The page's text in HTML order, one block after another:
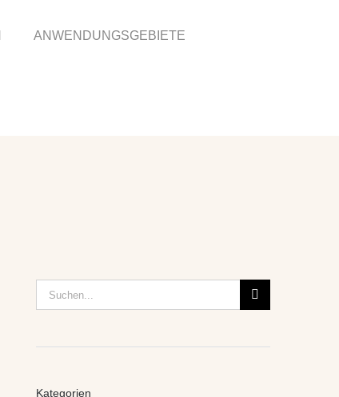
ANWENDUNGSGEBIETE
Suche
nach:
Kategorien